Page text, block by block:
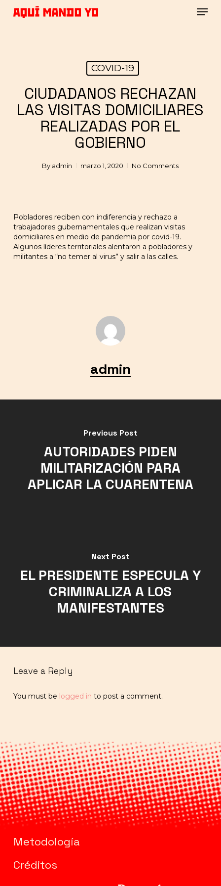
COVID-19
CIUDADANOS RECHAZAN
LAS VISITAS DOMICILIARES
REALIZADAS POR EL
GOBIERNO
By admin marzo 1, 2020 No Comments
Pobladores reciben con indiferencia y rechazo a
trabajadores gubernamentales que realizan visitas
domiciliares en medio de pandemia por covid-19.
Algunos líderes territoriales alentaron a pobladores y
militantes a “no temer al virus” y salir a las calles.
admin
Previous Post
AUTORIDADES PIDEN
MILITARIZACIÓN PARA
APLICAR LA CUARENTENA
Next Post
EL PRESIDENTE ESPECULA Y
CRIMINALIZA A LOS
MANIFESTANTES
Leave a Reply
You must be logged in to post a comment.
Metodología
Créditos